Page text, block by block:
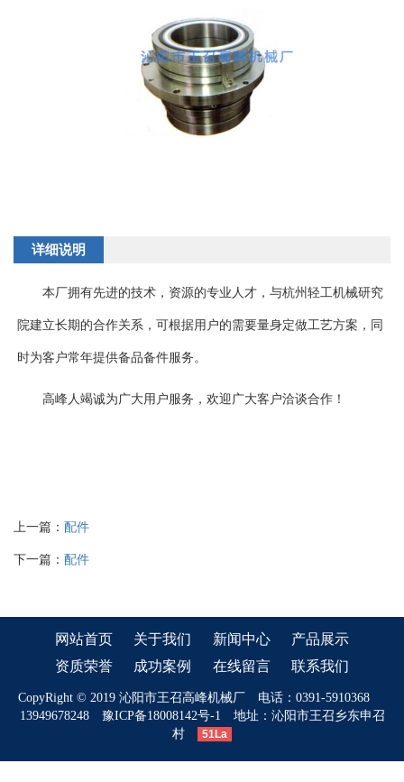
详细说明
本厂拥有先进的技术，资源的专业人才，与杭州轻工机械研究
院建立长期的合作关系，可根据用户的需要量身定做工艺方案，同
时为客户常年提供备品备件服务。
高峰人竭诚为广大用户服务，欢迎广大客户洽谈合作！
上一篇： 配件
下一篇： 配件
网站首页 关于我们 新闻中心
产品展示
资质荣誉
成功案例 在线留言 联系我们
CopyRight © 2019 沁阳市王召高峰机械厂 电话：0391-5910368
13949678248 豫ICP备18008142号-1
地址：沁阳市王召乡东申召
村
51La